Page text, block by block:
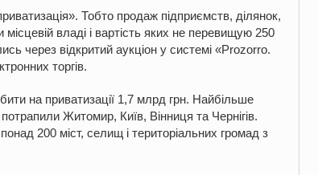
Тобто продаж підприємств, ділянок,
владі і вартість яких не перевищую 250
через відкритий аукціон у системі «Prozorro.
торгів.
на приватизації 1,7 млрд грн. Найбільше
Житомир, Київ, Вінниця та Чернігів.
200 міст, селищ і територіальних громад з